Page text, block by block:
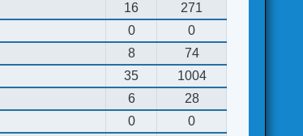
16
271
0
0
8
74
35
1004
6
28
0
0